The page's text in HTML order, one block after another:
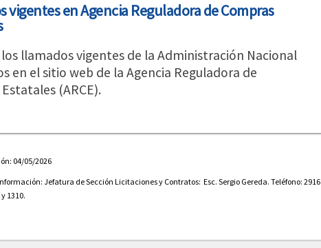
vigentes en Agencia Reguladora de Compras
llamados vigentes de la Administración Nacional
en el sitio web de la Agencia Reguladora de
(ARCE).
04/05/2026
Jefatura de Sección Licitaciones y Contratos: Esc. Sergio Gereda. Teléfono: 2916
1310.